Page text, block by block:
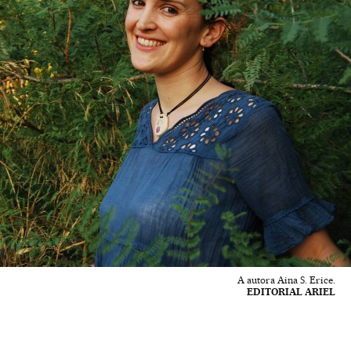
A autora Aina S. Erice.
EDITORIAL ARIEL